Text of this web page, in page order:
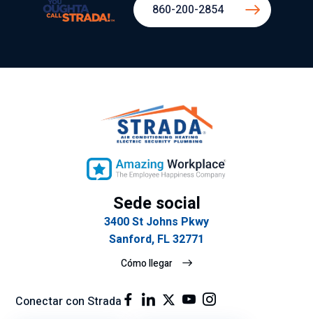
860-200-2854
Sede social
3400 St Johns Pkwy
Sanford, FL 32771
Cómo llegar
Conectar con Strada